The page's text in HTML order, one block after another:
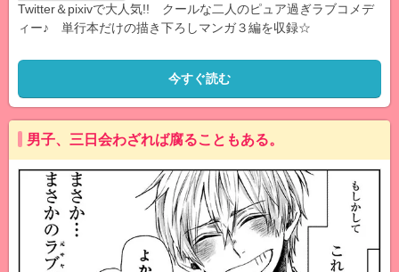
Twitter＆pixivで大人気!! クールな二人のピュア過ぎラブコメデ
ィー♪ 単行本だけの描き下ろしマンガ３編を収録☆
今すぐ読む
男子、三日会わざれば腐ることもある。